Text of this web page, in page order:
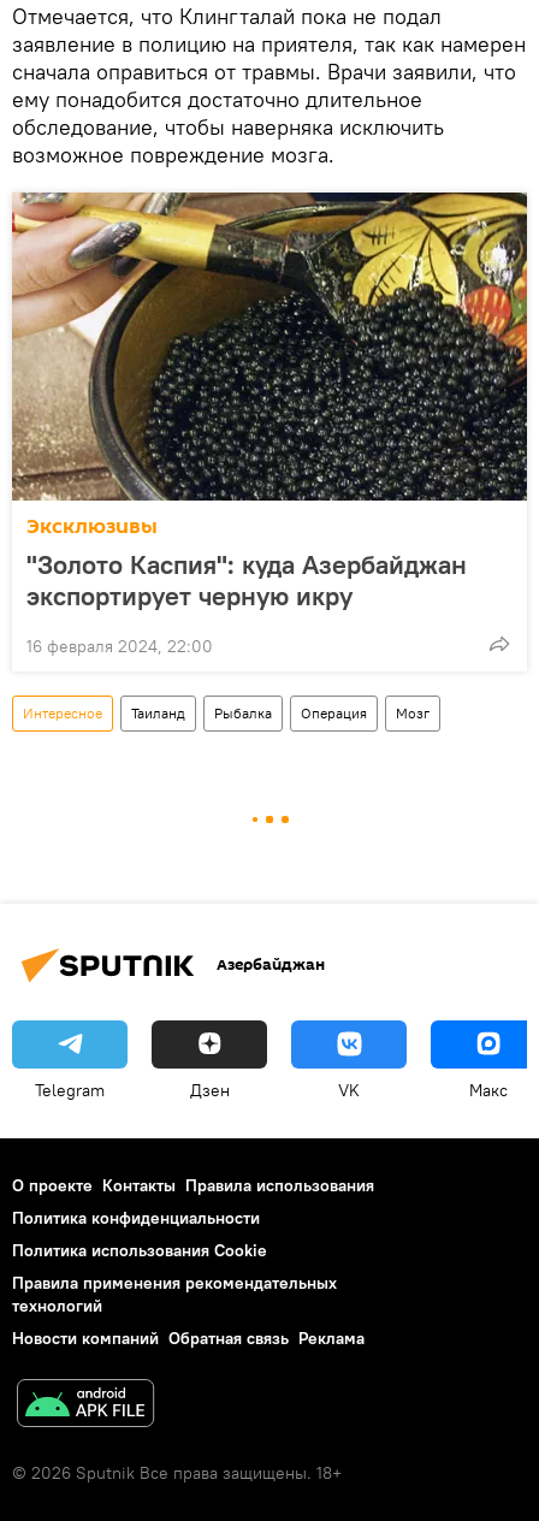
Отмечается, что Клингталай пока не подал
заявление в полицию на приятеля, так как намерен
сначала оправиться от травмы. Врачи заявили, что
ему понадобится достаточно длительное
обследование, чтобы наверняка исключить
возможное повреждение мозга.
Эксклюзивы
"Золото Каспия": куда Азербайджан
экспортирует черную икру
16 февраля 2024, 22:00
Интересное Таиланд Рыбалка Операция Мозг
Азербайджан
Telegram Дзен VK Макс
О проекте Контакты Правила использования
Политика конфиденциальности
Политика использования Cookie
Правила применения рекомендательных
технологий
Новости компаний Обратная связь Реклама
© 2026 Sputnik Все права защищены. 18+